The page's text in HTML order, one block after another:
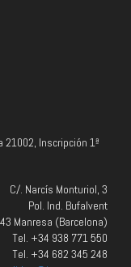
21002, Inscripción 1ª
C/. Narcís Monturiol, 3
Pol. Ind. Bufalvent
Manresa (Barcelona)
Tel. +34 938 771 550
Tel. +34 682 345 248